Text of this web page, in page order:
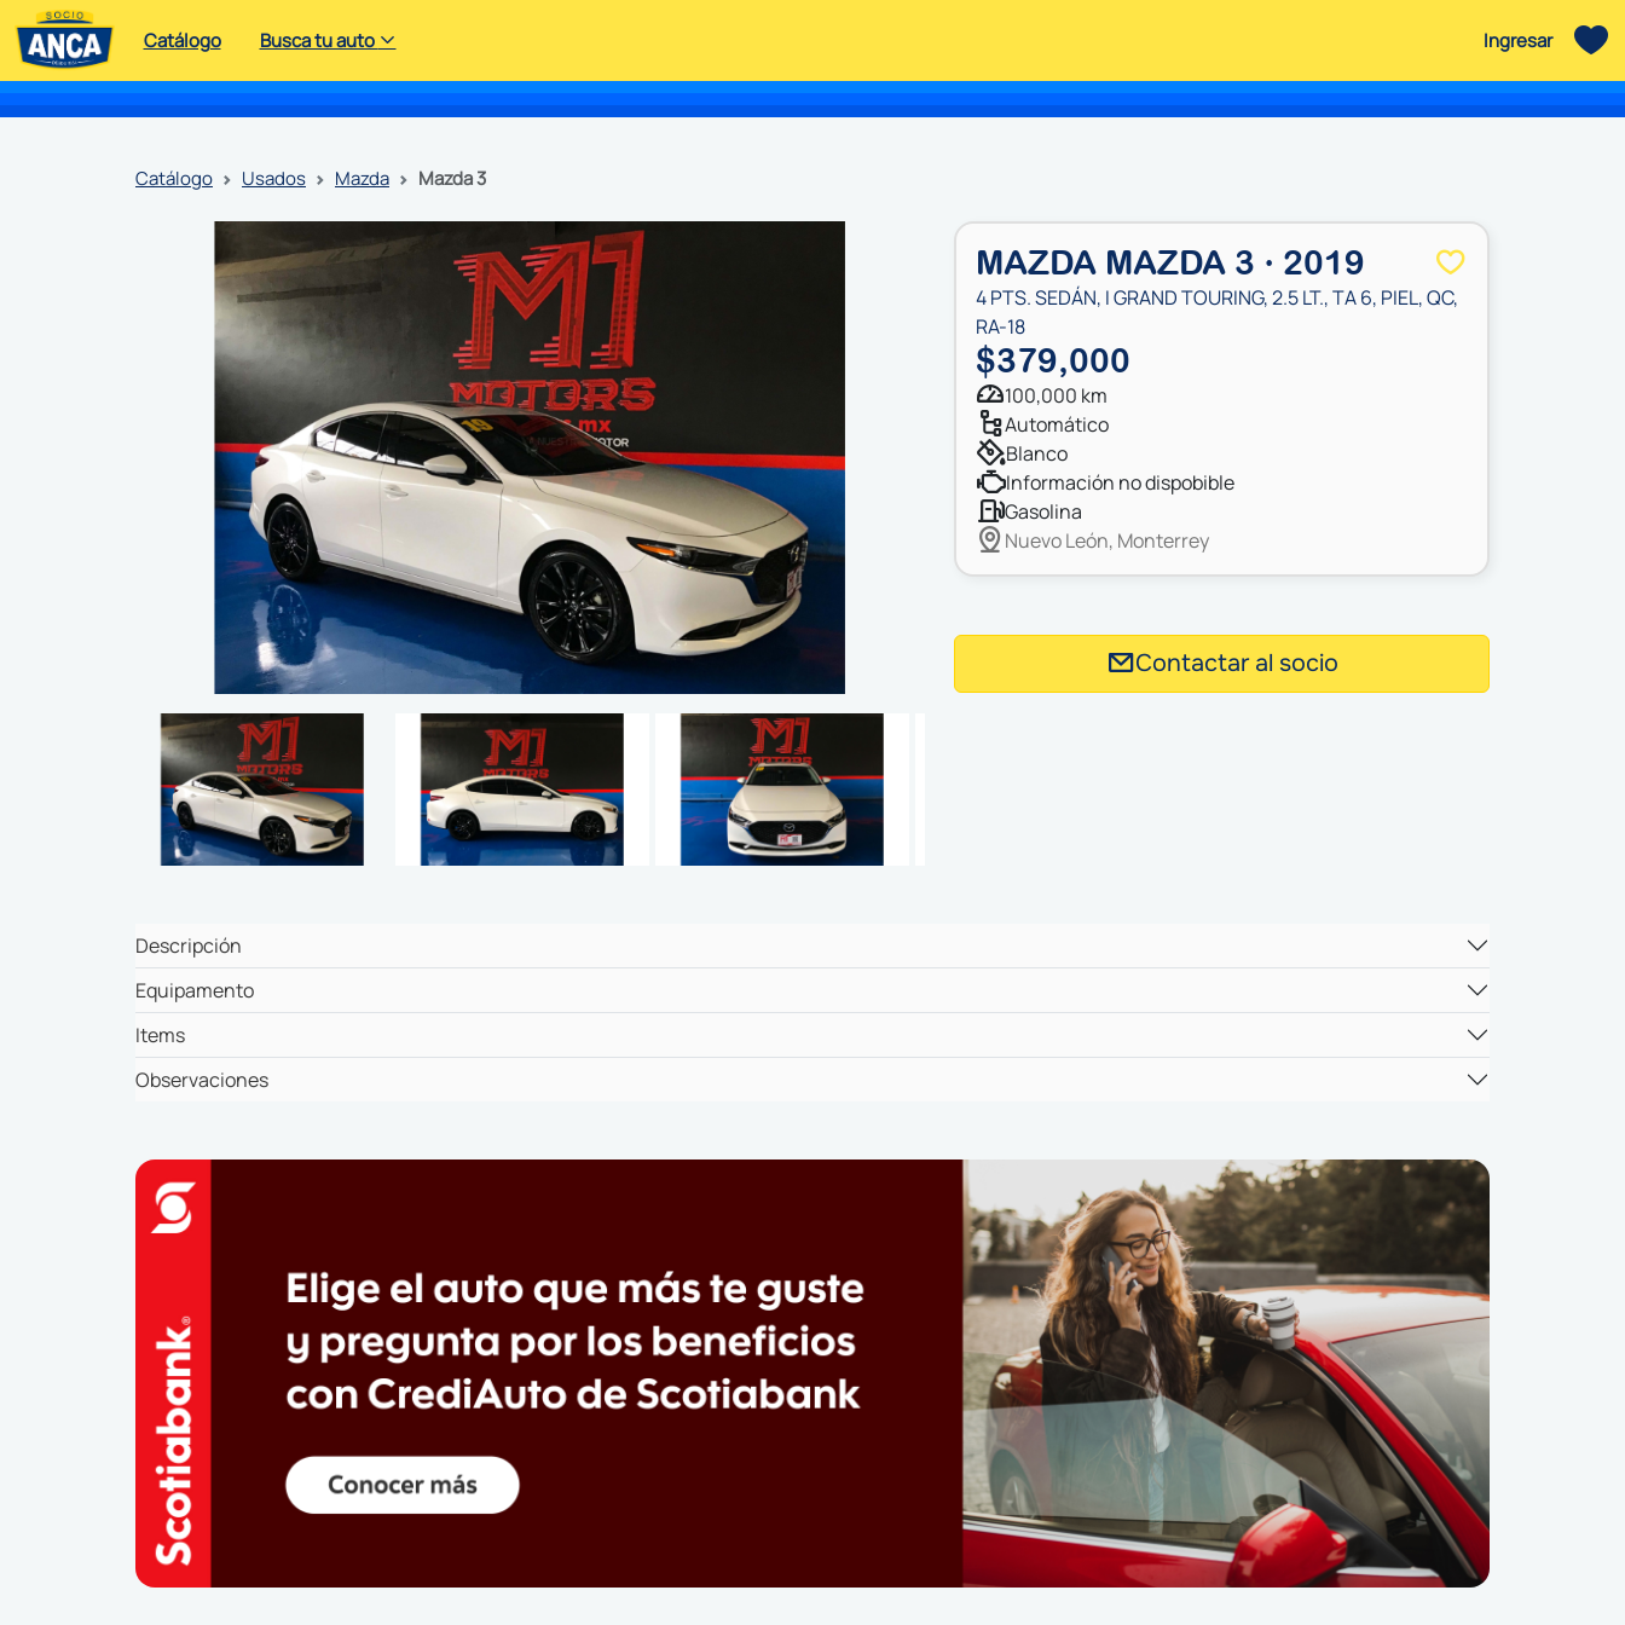
Catálogo Busca tu auto Ingresar
catálogo usados mazda mazda 3
MAZDA MAZDA 3 · 2019
4 PTS. SEDÁN, I GRAND TOURING, 2.5 LT., TA 6, PIEL, QC,
RA-18
$379,000
100,000 km
automático
blanco
información no dispobible
gasolina
Nuevo León, Monterrey
Contactar al socio
Descripción
Equipamento
Items
Observaciones